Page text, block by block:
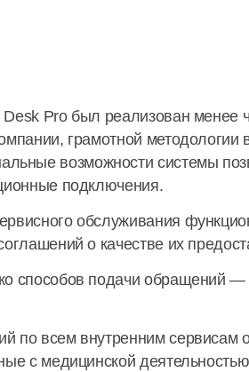
Pro был реализован менее
грамотной методологии
возможности системы
подключения.
обслуживания
о качестве их
способов подачи обращений —
по всем внутренним сервисам
с медицинской